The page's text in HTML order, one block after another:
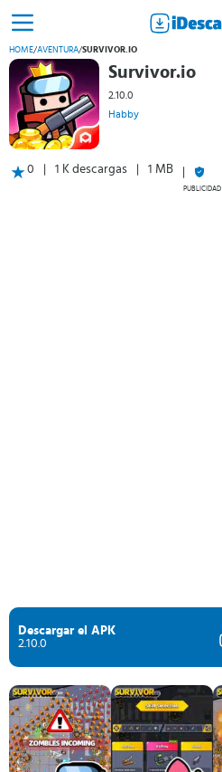
HOME/AVENTURA/SURVIVOR.IO
Survivor.io
2.10.0
Habby
0 1 K descargas 1 MB
PUBLICIDAD
Descargar el APK
2.10.0